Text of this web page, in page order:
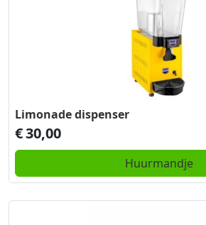
Limonade dispenser
€30,00
Huurmandje